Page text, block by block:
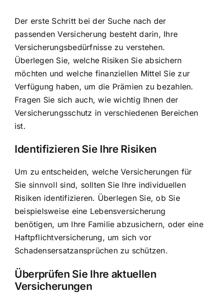
Der erste Schritt bei der Suche nach der
passenden Versicherung besteht darin, Ihre
Versicherungsbedürfnisse zu verstehen.
Überlegen Sie, welche Risiken Sie absichern
möchten und welche finanziellen Mittel Sie zur
Verfügung haben, um die Prämien zu bezahlen.
Fragen Sie sich auch, wie wichtig Ihnen der
Versicherungsschutz in verschiedenen Bereichen
ist.
Identifizieren Sie Ihre Risiken
Um zu entscheiden, welche Versicherungen für
Sie sinnvoll sind, sollten Sie Ihre individuellen
Risiken identifizieren. Überlegen Sie, ob Sie
beispielsweise eine Lebensversicherung
benötigen, um Ihre Familie abzusichern, oder eine
Haftpflichtversicherung, um sich vor
Schadensersatzansprüchen zu schützen.
Überprüfen Sie Ihre aktuellen
Versicherungen